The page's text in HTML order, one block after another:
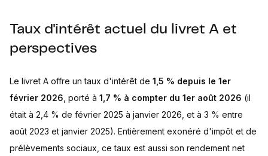
Taux d'intérêt actuel du livret A et
perspectives
Le livret A offre un taux d'intérêt de 1,5 % depuis le 1er
février 2026 , porté à 1,7 % à compter du 1er août 2026 (il
était à 2,4 % de février 2025 à janvier 2026, et à 3 % entre
août 2023 et janvier 2025). Entièrement exonéré d'impôt et de
prélèvements sociaux, ce taux est aussi son rendement net